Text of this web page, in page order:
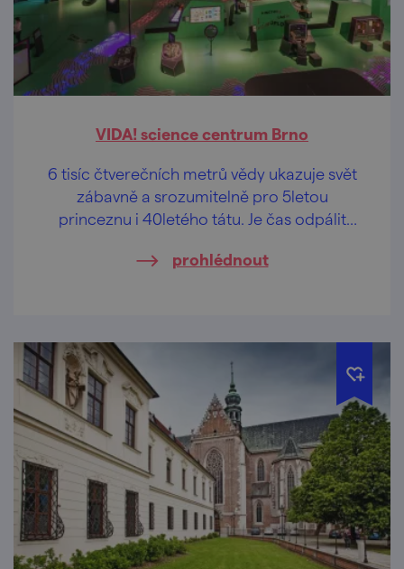
VIDA! science centrum Brno
6 tisíc čtverečních metrů vědy ukazuje svět
zábavně a srozumitelně pro 5letou
princeznu i 40letého tátu. Je čas odpálit
prohlédnout